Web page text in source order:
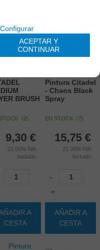
BRUSH
(2)
9,30 €
21.00% IVA
incluido
A
CESTA
Pintura Citadel
- Chaos Black
Spray
EN STOCK (7)
15,75 €
21.00% IVA
incluido
-
+
AÑADIR A
CESTA
Configurar
ACEPTAR Y
CONTINUAR